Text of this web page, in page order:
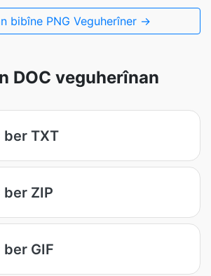
bibîne PNG Veguherîner →
DOC veguherînan
ber TXT
ber ZIP
ber GIF